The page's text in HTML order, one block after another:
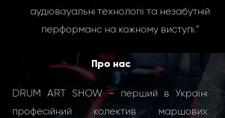
аудіовізуальні технології та незабутній
перформанс на кожному виступі.”
Про нас
DRUM ART SHOW – перший в Україні
професійний колектив маршових